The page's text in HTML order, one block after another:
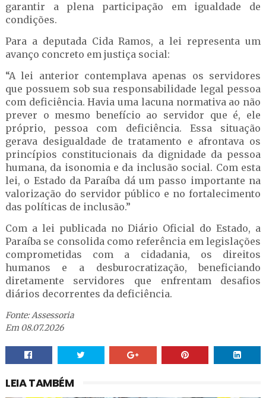
garantir a plena participação em igualdade de
condições.
Para a deputada Cida Ramos, a lei representa um
avanço concreto em justiça social:
“A lei anterior contemplava apenas os servidores
que possuem sob sua responsabilidade legal pessoa
com deficiência. Havia uma lacuna normativa ao não
prever o mesmo benefício ao servidor que é, ele
próprio, pessoa com deficiência. Essa situação
gerava desigualdade de tratamento e afrontava os
princípios constitucionais da dignidade da pessoa
humana, da isonomia e da inclusão social. Com esta
lei, o Estado da Paraíba dá um passo importante na
valorização do servidor público e no fortalecimento
das políticas de inclusão.”
Com a lei publicada no Diário Oficial do Estado, a
Paraíba se consolida como referência em legislações
comprometidas com a cidadania, os direitos
humanos e a desburocratização, beneficiando
diretamente servidores que enfrentam desafios
diários decorrentes da deficiência.
Fonte: Assessoria
Em 08.07.2026
LEIA TAMBÉM